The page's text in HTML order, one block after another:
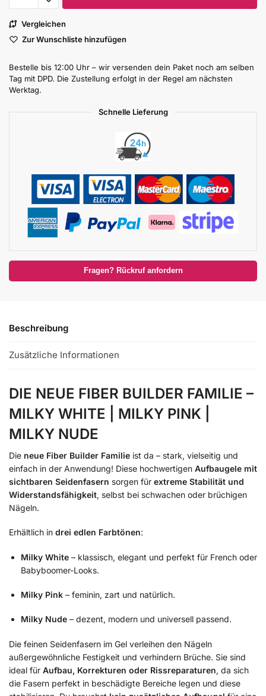
Vergleichen
Zur Wunschliste hinzufügen
Bestelle bis 12:00 Uhr – wir versenden dein Paket noch am selben
Tag mit DPD. Die Zustellung erfolgt in der Regel am nächsten
Werktag.
Schnelle Lieferung
Fragen? Rückruf anfordern
Beschreibung
Zusätzliche Informationen
DIE NEUE FIBER BUILDER FAMILIE –
MILKY WHITE | MILKY PINK |
MILKY NUDE
Die neue Fiber Builder Familie ist da – stark, vielseitig und
einfach in der Anwendung! Diese hochwertigen Aufbaugele mit
sichtbaren Seidenfasern sorgen für extreme Stabilität und
Widerstandsfähigkeit, selbst bei schwachen oder brüchigen
Nägeln.
Erhältlich in drei edlen Farbtönen:
Milky White – klassisch, elegant und perfekt für French oder
Babyboomer-Looks.
Milky Pink – feminin, zart und natürlich.
Milky Nude – dezent, modern und universell passend.
Die feinen Seidenfasern im Gel verleihen den Nägeln
außergewöhnliche Festigkeit und verhindern Brüche. Sie sind
ideal für Aufbau, Korrekturen oder Rissreparaturen, da sich
die Fasern perfekt in beschädigte Bereiche legen und diese